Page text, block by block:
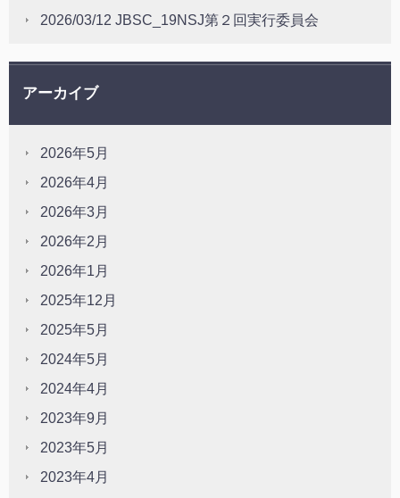
2026/03/12 JBSC_19NSJ第２回実行委員会
アーカイブ
2026年5月
2026年4月
2026年3月
2026年2月
2026年1月
2025年12月
2025年5月
2024年5月
2024年4月
2023年9月
2023年5月
2023年4月